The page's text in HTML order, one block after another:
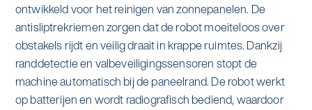
ontwikkeld voor het reinigen van zonnepanelen. De
antisliptrekriemen zorgen dat de robot moeiteloos over
obstakels rijdt en veilig draait in krappe ruimtes. Dankzij
randdetectie en valbeveiligingssensoren stopt de
machine automatisch bij de paneelrand. De robot werkt
op batterijen en wordt radiografisch bediend, waardoor